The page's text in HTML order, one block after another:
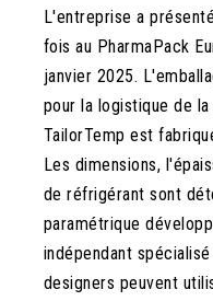
L'entreprise a
fois au PharmaPack
janvier 2025.
pour la logistique de
TailorTemp est
Les dimensions,
de réfrigérant sont
paramétrique
indépendant
designers peuvent